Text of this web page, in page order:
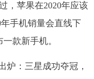
，苹果在2020年应该
手机销量会直线下
款新手机。